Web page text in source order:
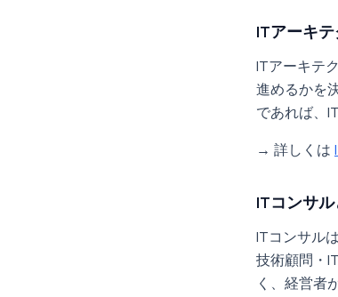
ITアーキ
ITアーキテ
進めるかを
であれば、
→ 詳しくは
ITコンサ
ITコンサル
技術顧問・
く、経営者